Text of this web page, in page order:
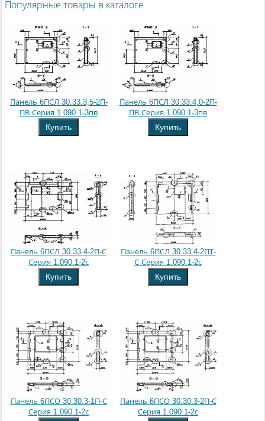
Популярные товары в каталоге
Панель 6ПСЛ 30.33.3,5-2П-
ПВ Серия 1.090.1-3пв
Купить
Панель 6ПСЛ 30.33.4,0-2П-
ПВ Серия 1.090.1-3пв
Купить
Панель 6ПСЛ 30.33.4-2П-С
Серия 1.090.1-2с
Купить
Панель 6ПСЛ 30.33.4-2ПТ-
С Серия 1.090.1-2с
Купить
Панель 6ПСО 30.30.3-1П-С
Серия 1.090.1-2с
Панель 6ПСО 30.30.3-2П-С
Серия 1.090.1-2с